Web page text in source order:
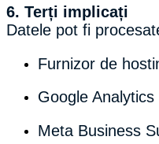
6. Terți implicați
Datele pot fi
Furnizor de
Google Analytics
Meta Business